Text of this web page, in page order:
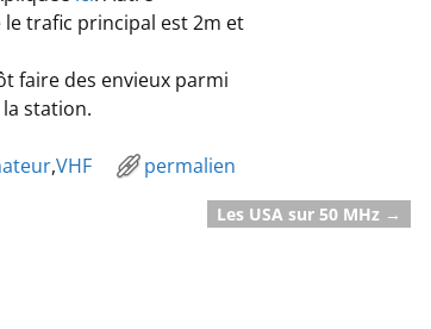
trafic principal est 2m et
faire des envieux parmi
station.
,VHF permalien
Les USA sur 50 MHz →